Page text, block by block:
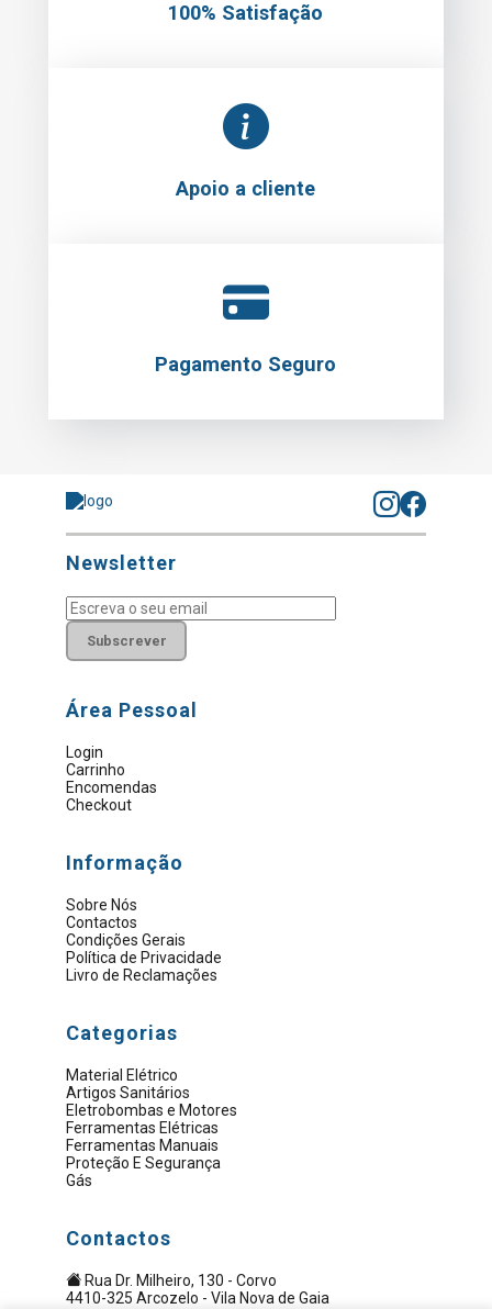
100% Satisfação
Apoio a cliente
Pagamento Seguro
Newsletter
Subscrever
Área Pessoal
Login
Carrinho
Encomendas
Checkout
Informação
Sobre Nós
Contactos
Condições Gerais
Política de Privacidade
Livro de Reclamações
Categorias
Material Elétrico
Artigos Sanitários
Eletrobombas e Motores
Ferramentas Elétricas
Ferramentas Manuais
Proteção E Segurança
Gás
Contactos
Rua Dr. Milheiro, 130 - Corvo
4410-325 Arcozelo - Vila Nova de Gaia